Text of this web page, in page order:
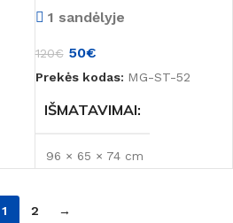
Bukas ,Medienos spalva,
PREKĖS ŽENKLAS
1 sandėlyje
120€ 50€
Prekės kodas: MG-ST-52
IŠMATAVIMAI
96 × 65 × 74 cm
1 2 →